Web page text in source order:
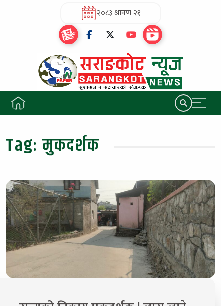
२०८३ श्रावण २१
Tag:मुकदर्शक